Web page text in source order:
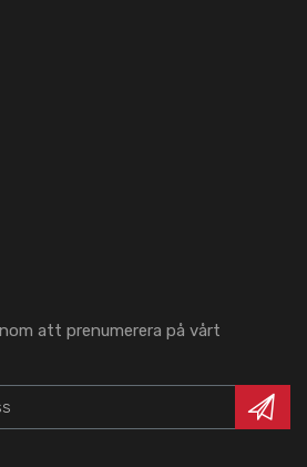
att prenumerera på vårt